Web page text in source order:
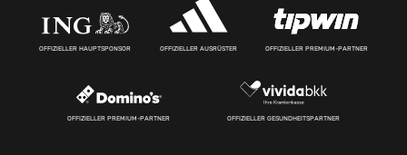
OFFIZIELLER HAUPTSPONSOR OFFIZIELLER AUSRÜSTER OFFIZIELLER PREMIUM-PARTNER
OFFIZIELLER PREMIUM-PARTNER OFFIZIELLER GESUNDHEITSPARTNER